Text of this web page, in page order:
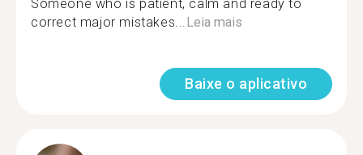
Someone who is patient, calm and ready to
correct major mistakes...Leia mais
Baixe o aplicativo